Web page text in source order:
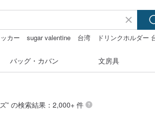
カー sugar valentine 台湾
ドリンクホルダー
バッグ・カバン 文房具
” の検索結果：2,000+ 件